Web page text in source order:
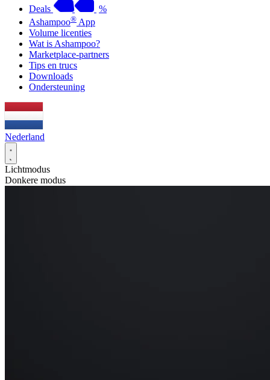
Deals
%
Ashampoo® App
Volume licenties
Wat is Ashampoo?
Marketplace-partners
Tips en trucs
Downloads
Ondersteuning
Nederland
Lichtmodus
Donkere modus